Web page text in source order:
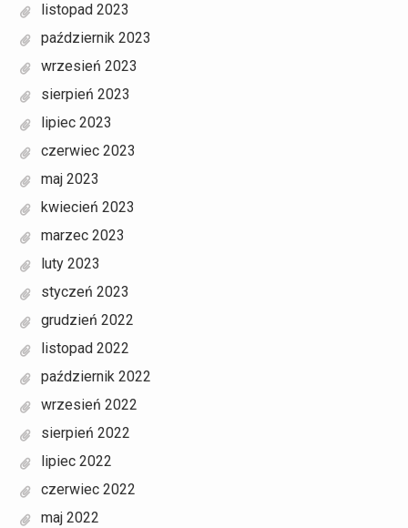
listopad 2023
październik 2023
wrzesień 2023
sierpień 2023
lipiec 2023
czerwiec 2023
maj 2023
kwiecień 2023
marzec 2023
luty 2023
styczeń 2023
grudzień 2022
listopad 2022
październik 2022
wrzesień 2022
sierpień 2022
lipiec 2022
czerwiec 2022
maj 2022